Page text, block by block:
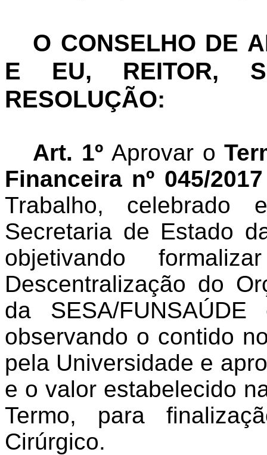
O CONSELHO DE
E EU, REITOR,
RESOLUÇÃO:
Art. 1ºAprovar o
Financeira nº 045/2017
Trabalho,
Secretaria de Estado
objetivando
Descentralização do
da SESA/
observando o contido
pela Universidade e
e o valor estabelecido
Termo, para
Cirúrgico.